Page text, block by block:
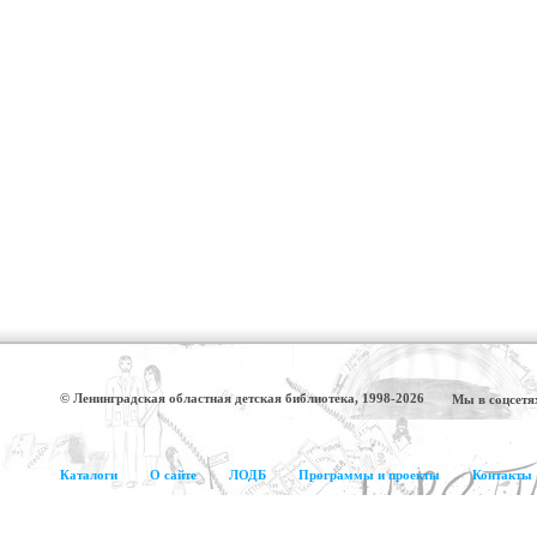
© Ленинградская областная детская библиотека, 1998-2026 Мы в
Каталоги О сайте ЛОДБ Программы и проекты Контакты